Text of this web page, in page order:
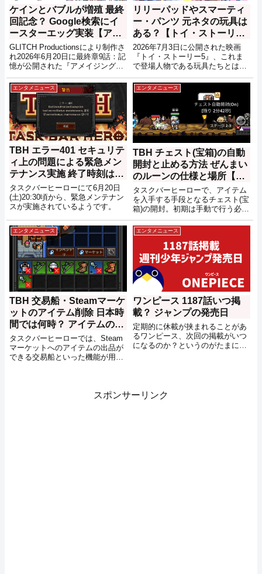
ケインとバブルが増殖 最終
回記念？ Google検索にイ
ースターエッグ実装【アメ
デジ】
GLITCH Productionsにより制作さ
れ2026年6月20日に最終章9話：記
憶が公開された『アメイジング・
デジタル・サーカス』、それを記
念してなのかGoogle検索でのアメ
イジング・デジタル・サーカス関
連の検索結果に、ケインとバブル
が増殖する特殊な演出、イースタ
ーエッグが実装されたようです。
リリーパッドやスマーティ
ー・パンツ 元ネタの玩具は
ある？【トイ・ストーリー
5】
2026年7月3日に公開された映画
『トイ・ストーリー5』、これま
で登場人物である玩具たちとは少
し違った立ち位置として、リリー
パッドや、スマーティ・パンツと
呼ばれる新たなデバイスたちが登
場しました。そんな中、気になっ
たのはリリーパッドたちには元ネ
タとなるような玩具が存在したの
か？という事。そこで少し調べて
みた結果をメモしておきます。
エンタメニュース
TBH エラー401 セキュリテ
ィ上の問題による緊急メン
テナンス実施 終了時刻は未
定 6/20(土)【タスクバーヒ
ーロー】
タスクバーヒーローにて6月20日
(土)20:30頃から、緊急メンテナン
スが実施されているようです。
エンタメニュース
TBH チェスト(宝箱)の自動
開封と止める方法 ぜんまい
のルーンの仕様と場所【タ
スクバーヒーロー】
タスクバーヒーローで、アイテム
を入手する手段となるチェスト(宝
箱)の開封。初期は手動で行う必要
があるのですが、自動で開けるこ
とができるようになる方法があっ
たのでメモしておきます。
エンタメニュース
TBH 交易船・Steamマーケ
ットのアイテム削除 日本時
間では何時？ アイテムの回
収が必要 【タスクバーヒー
ロー】
タスクバーヒーローでは、Steam
マーケットへのアイテムの出品が
できる交易船といった機能が用意
エンタメニュース
ワンピース 1187話いつ掲
載？ ジャンプの発売日
定期的に休載が挟まれることがあ
るワンピース、次回の掲載がいつ
になるのか？というのがたまに気
スポンサーリンク